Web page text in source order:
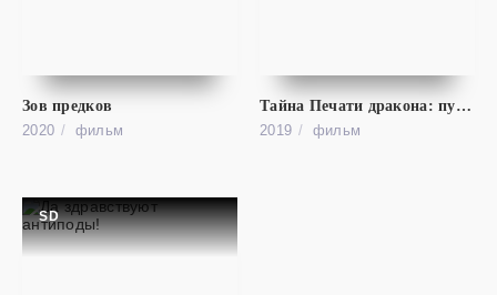
FHD (1080P) Голубая волна
Зов предков
2020
фильм
Тайна Печати дракона: путешествие в Китай
2019
фильм
SD